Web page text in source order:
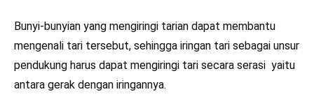
Bunyi-bunyian yang mengiringi tarian dapat membantu
mengenali tari tersebut, sehingga iringan tari sebagai unsur
pendukung harus dapat mengiringi tari secara serasi yaitu
antara gerak dengan iringannya.